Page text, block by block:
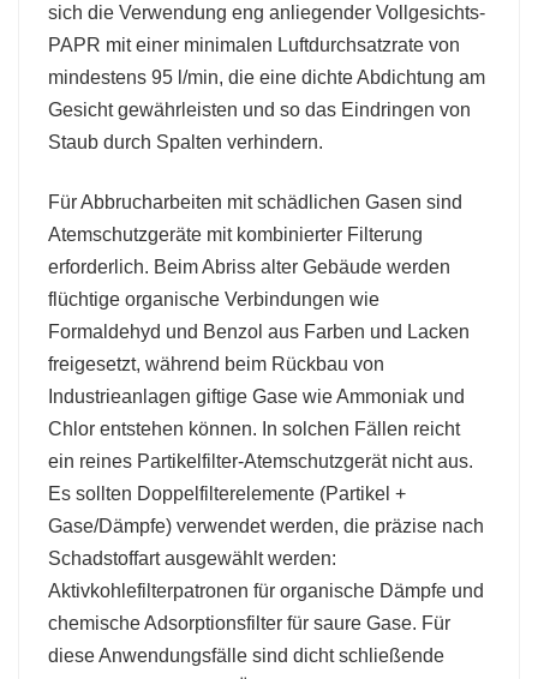
sich die Verwendung eng anliegender Vollgesichts-
PAPR mit einer minimalen Luftdurchsatzrate von
mindestens 95 l/min, die eine dichte Abdichtung am
Gesicht gewährleisten und so das Eindringen von
Staub durch Spalten verhindern.
Für Abbrucharbeiten mit schädlichen Gasen sind
Atemschutzgeräte mit kombinierter Filterung
erforderlich. Beim Abriss alter Gebäude werden
flüchtige organische Verbindungen wie
Formaldehyd und Benzol aus Farben und Lacken
freigesetzt, während beim Rückbau von
Industrieanlagen giftige Gase wie Ammoniak und
Chlor entstehen können. In solchen Fällen reicht
ein reines Partikelfilter-Atemschutzgerät nicht aus.
Es sollten Doppelfilterelemente (Partikel +
Gase/Dämpfe) verwendet werden, die präzise nach
Schadstoffart ausgewählt werden:
Aktivkohlefilterpatronen für organische Dämpfe und
chemische Adsorptionsfilter für saure Gase. Für
diese Anwendungsfälle sind dicht schließende